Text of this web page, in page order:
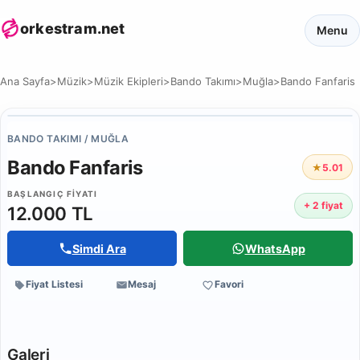
orkestram.net Menu
Ana Sayfa>Müzik>Müzik Ekipleri>Bando Takımı>Muğla>Bando Fanfaris
BANDO TAKIMI / MUĞLA
Bando Fanfaris ★ 5.01
BAŞLANGIÇ FIYATI
12.000 TL + 2 fiyat
Simdi Ara WhatsApp
Fiyat Listesi Mesaj Favori
Galeri